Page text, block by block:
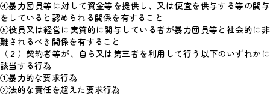
④暴力団員等に対して資金等を提供し、又は便宜を供与する等の関与
をしていると認められる関係を有すること
⑤役員又は経営に実質的に関与している者が暴力団員等と社会的に非
難されるべき関係を有すること
（２）契約者等が、自ら又は第三者を利用して行う以下のいずれかに
該当する行為
①暴力的な要求行為
②法的な責任を超えた要求行為